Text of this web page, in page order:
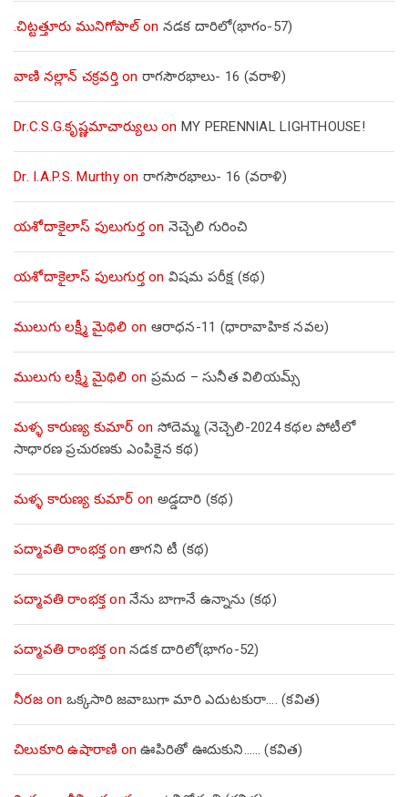
.చిట్టత్తూరు మునిగోపాల్on నడక దారిలో(భాగం-57)
వాణి నల్లాన్ చక్రవర్తిon రాగసౌరభాలు- 16 (వరాళి)
Dr.C.S.G.కృష్ణమాచార్యులుon MY PERENNIAL LIGHTHOUSE!
Dr. I.A.P.S. Murthyon రాగసౌరభాలు- 16 (వరాళి)
యశోదాకైలాస్ పులుగుర్తon నెచ్చెలి గురించి
యశోదాకైలాస్ పులుగుర్తon విషమ పరీక్ష (క‌థ‌)
ములుగు లక్ష్మీ మైథిలి on ఆరాధన-11 (ధారావాహిక నవల)
ములుగు లక్ష్మీ మైథిలి on ప్రమద – సునీత విలియమ్స్
మళ్ళ కారుణ్య కుమార్ on సోదెమ్మ (నెచ్చెలి-2024 కథల పోటీలో
సాధారణ ప్రచురణకు ఎంపికైన కథ)
మళ్ళ కారుణ్య కుమార్ on అడ్డదారి (కథ)
పద్మావతి రాంభక్తon తాగని టీ (కథ)
పద్మావతి రాంభక్తon నేను బాగానే ఉన్నాను (క‌థ‌)
పద్మావతి రాంభక్తon నడక దారిలో(భాగం-52)
నీరజon ఒక్కసారి జవాబుగా మారి ఎదుటకురా…. (కవిత)
చిలుకూరి ఉషారాణి onఊపిరితో ఊదుకుని…… (కవిత)